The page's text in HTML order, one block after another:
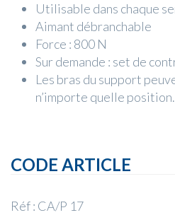
Utilisable dans chaque
Aimant débranchable
Force : 800 N
Sur demande : set de
Les bras du support
n’importe quelle
CODE ARTICLE
Réf : CA/P 17